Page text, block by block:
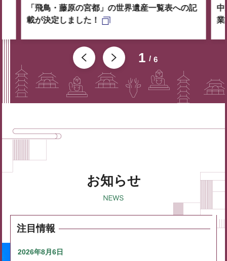
1 6
「飛鳥・藤原の宮都」の世界遺産一覧表への記
載が決定しました！
中
業
お知らせ
注目情報
2026年8月6日